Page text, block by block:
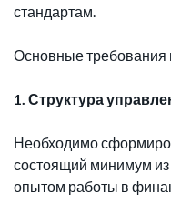
стандартам.
Основные требования
1. Структура
Необходимо
состоящий минимум
опытом работы в